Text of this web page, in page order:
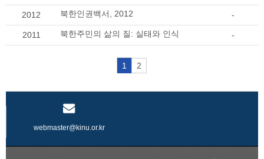
2012 북한인권백서, 2012 -
2011 북한주민의 삶의 질: 실태와 인식 -
1 2
webmaster@kinu.or.kr